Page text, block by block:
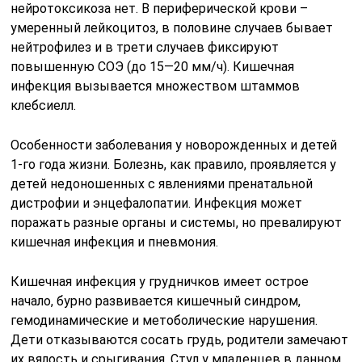
нейротоксикоза нет. В периферической крови –
умеренный лейкоцитоз, в половине случаев бывает
нейтрофилез и в трети случаев фиксируют
повышенную СОЭ (до 15—20 мм/ч). Кишечная
инфекция вызывается множеством штаммов
клебсиелл.
Особенности заболевания у новорожденных и детей
1-го года жизни. Болезнь, как правило, проявляется у
детей недоношенных с явлениями пренатальной
дистрофии и энцефалопатии. Инфекция может
поражать разные органы и системы, но превалируют
кишечная инфекция и пневмония.
Кишечная инфекция у грудничков имеет острое
начало, бурно развивается кишечный синдром,
гемодинамические и метоболические нарушения.
Дети отказываются сосать грудь, родители замечают
их вялость и срыгивания. Стул у младенцев в данном